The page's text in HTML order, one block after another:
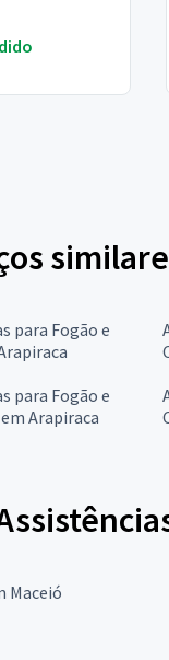
para Fogão e
para Fogão e
Arapiraca
Maceió